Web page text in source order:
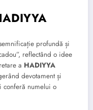
profundă și
reflectând o idee
a HADIYYA
devotament și
conferă numelui o